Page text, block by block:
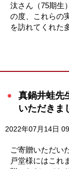
汰さん（75期生
の度、これらの
を訪れてくれた
真鍋井蛙先
いただきま
2022年07月14日
ご寄贈いただい
戸堂様にはこれ